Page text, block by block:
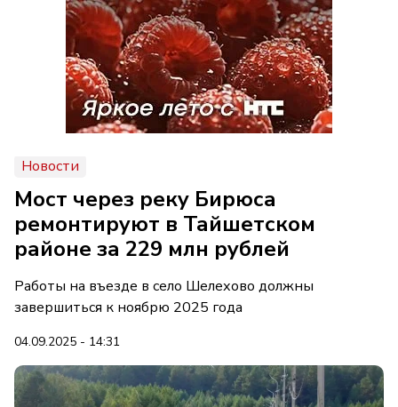
Новости
Мост через реку Бирюса
ремонтируют в Тайшетском
районе за 229 млн рублей
Работы на въезде в село Шелехово должны
завершиться к ноябрю 2025 года
04.09.2025 - 14:31